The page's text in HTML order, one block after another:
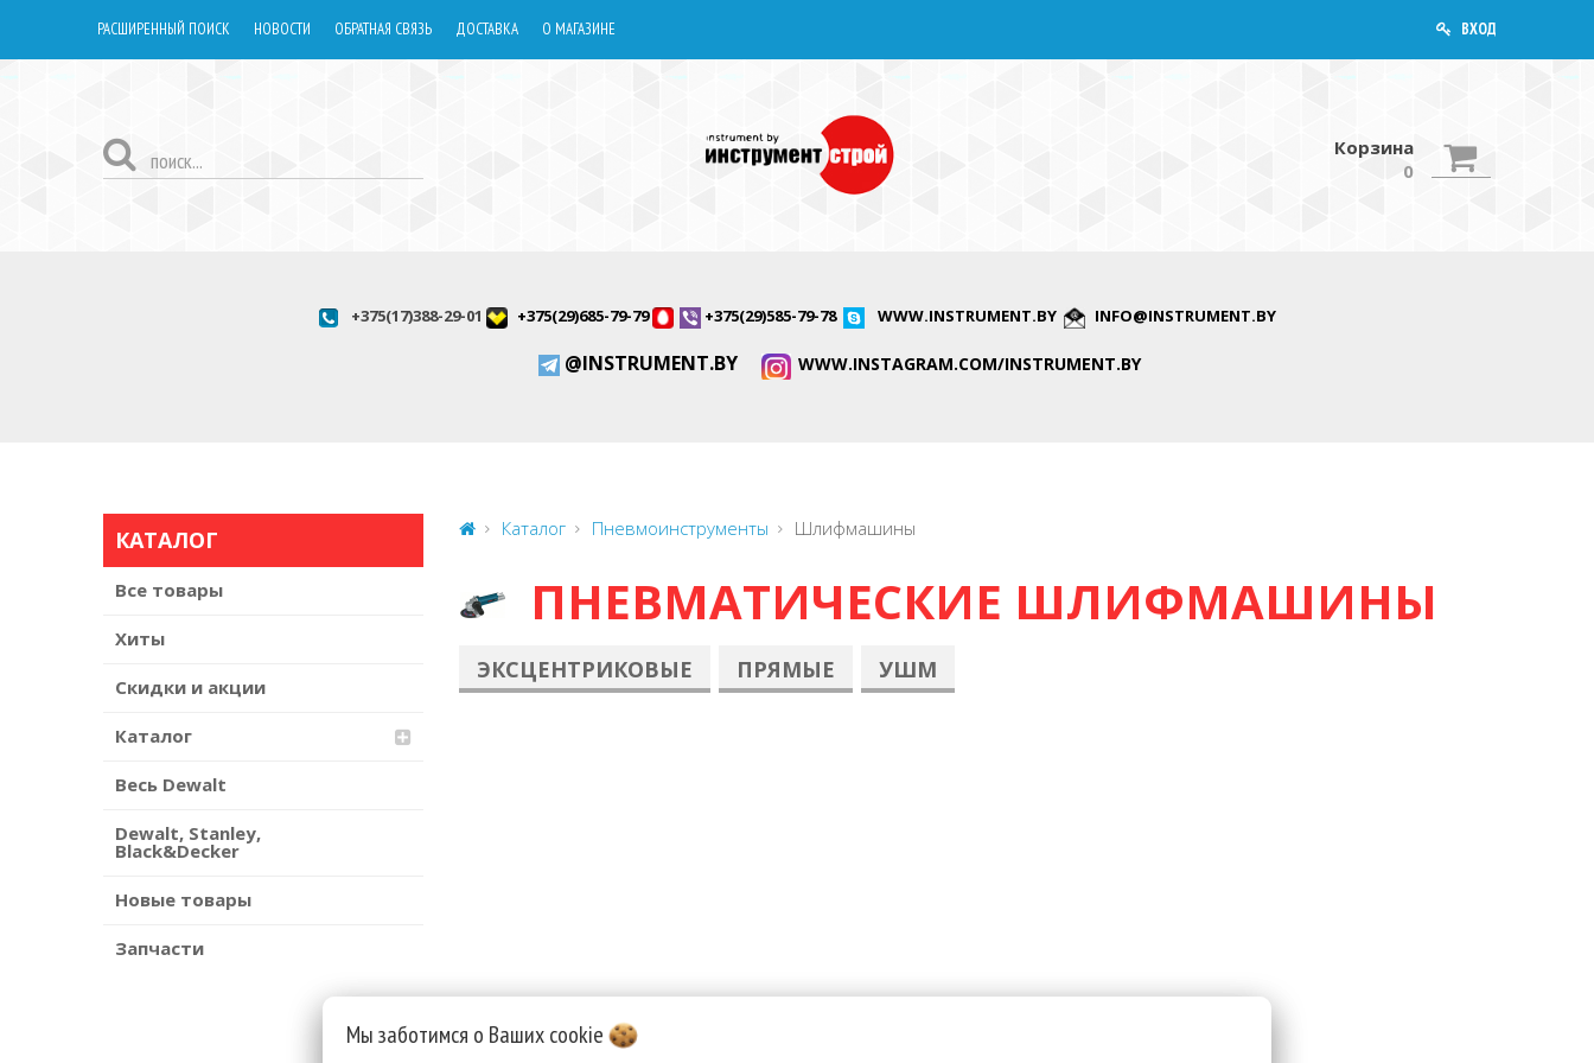
РАСШИРЕННЫЙ ПОИСК НОВОСТИ ОБРАТНАЯ СВЯЗЬ ДОСТАВКА О МАГАЗИНЕ ВХОД
Корзина
0
+375(17)388-29-01 +375(29)685-79-79 +375(29)585-79-78 WWW.INSTRUMENT.BY INFO@INSTRUMENT.BY
@INSTRUMENT.BY WWW.INSTAGRAM.COM/INSTRUMENT.BY
КАТАЛОГ
Все товары
Хиты
Скидки и акции
Каталог
Весь Dewalt
Dewalt, Stanley,
Black&Decker
Новые товары
Запчасти
Каталог Пневмоинструменты Шлифмашины
ПНЕВМАТИЧЕСКИЕ ШЛИФМАШИНЫ
ЭКСЦЕНТРИКОВЫЕ ПРЯМЫЕ УШМ
Мы заботимся о Вашихcookie